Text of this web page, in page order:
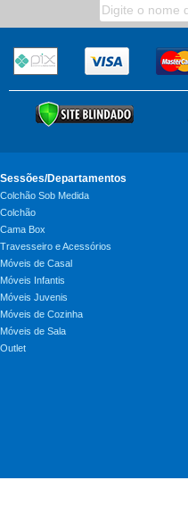
Sessões/Departamentos
Colchão Sob Medida
Colchão
Cama Box
Travesseiro e Acessórios
Móveis de Casal
Móveis Infantis
Móveis Juvenis
Móveis de Cozinha
Móveis de Sala
Outlet